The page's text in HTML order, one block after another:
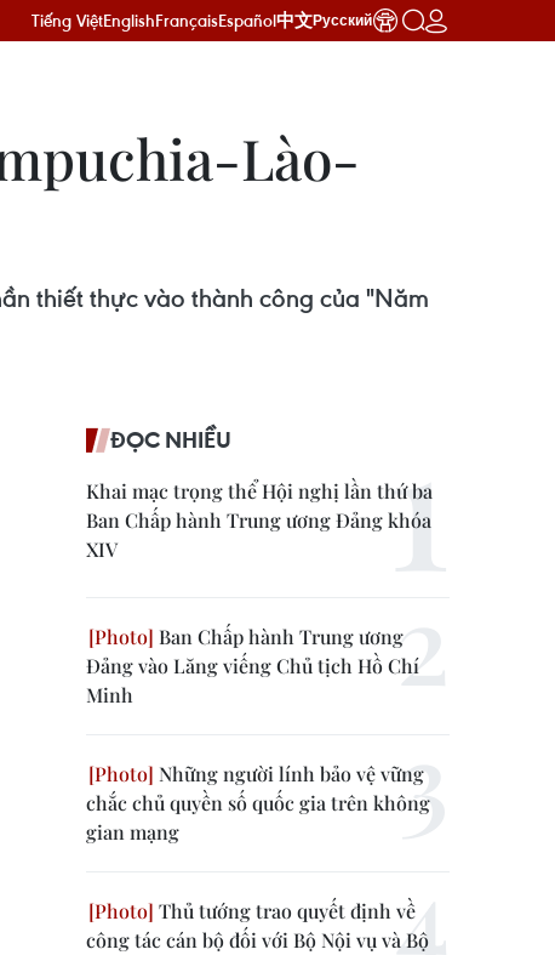
Tiếng ViệtEnglishFrançaisEspañol中文Русский
Lào-
thiết thực vào thành công của "Năm
ĐỌC NHIỀU
Khai mạc trọng thể Hội nghị lần thứ ba
Ban Chấp hành Trung ương Đảng khóa
XIV
Ban Chấp hành Trung ương
Đảng vào Lăng viếng Chủ tịch Hồ Chí
Minh
Những người lính bảo vệ vững
chắc chủ quyền số quốc gia trên không
gian mạng
Thủ tướng trao quyết định về
công tác cán bộ đối với Bộ Nội vụ và Bộ